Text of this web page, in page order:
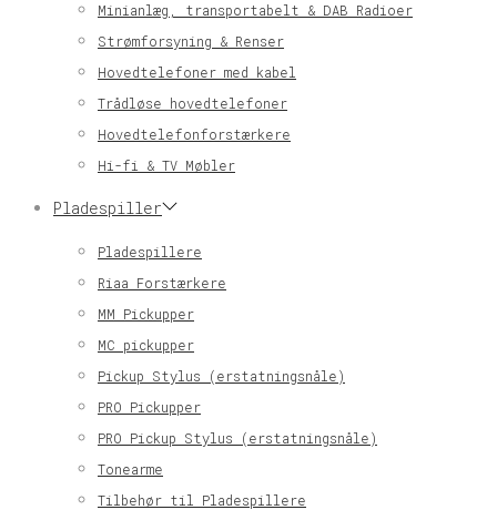
Minianlæg, transportabelt & DAB Radioer
Strømforsyning & Renser
Hovedtelefoner med kabel
Trådløse hovedtelefoner
Hovedtelefonforstærkere
Hi-fi & TV Møbler
Pladespiller
Pladespillere
Riaa Forstærkere
MM Pickupper
MC pickupper
Pickup Stylus (erstatningsnåle)
PRO Pickupper
PRO Pickup Stylus (erstatningsnåle)
Tonearme
Tilbehør til Pladespillere